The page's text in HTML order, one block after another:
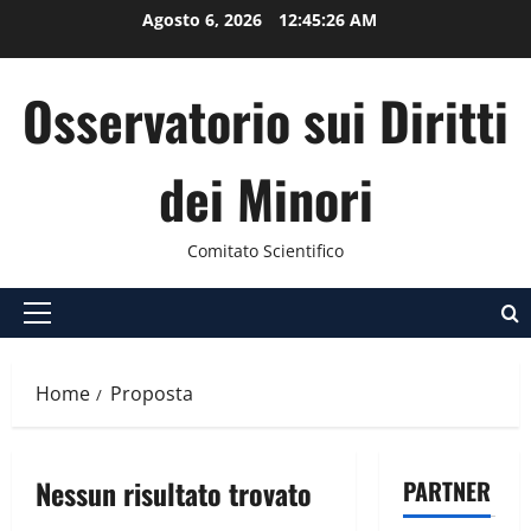
Agosto 6, 2026 12:45:26 AM
Osservatorio sui Diritti
dei Minori
Comitato Scientifico
Menu
Home Proposta
Nessun risultato trovato PARTNER